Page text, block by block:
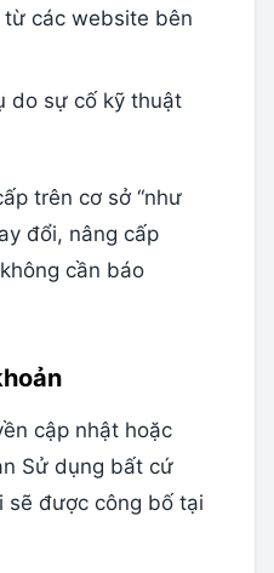
các website bên
do sự cố kỹ thuật
trên cơ sở “như
đổi, nâng cấp
cần báo
cập nhật hoặc
Sử dụng bất cứ
sẽ được công bố tại